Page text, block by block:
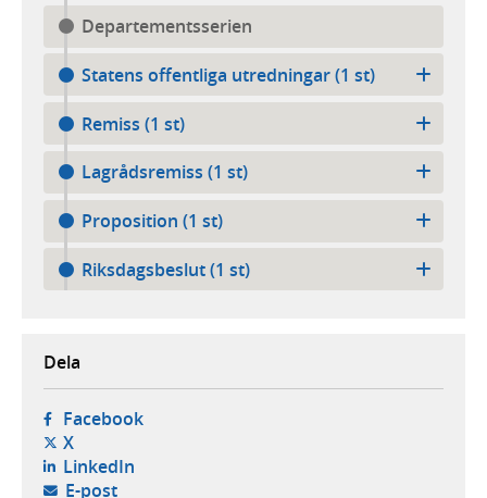
Departementsserien
Statens offentliga utredningar (1 st)
Remiss (1 st)
Lagrådsremiss (1 st)
Proposition (1 st)
Riksdagsbeslut (1 st)
Dela
Facebook- öppnas i ny flik, extern webbplats,
X- öppnas i ny flik, extern webbplats,
LinkedIn- öppnas i ny flik, extern webbplats,
E-post- öppnar din e-postklient,